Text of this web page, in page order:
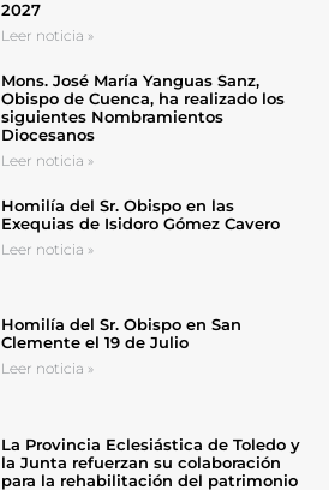
2027
Leer noticia »
Mons. José María Yanguas Sanz,
Obispo de Cuenca, ha realizado los
siguientes Nombramientos
Diocesanos
Leer noticia »
Homilía del Sr. Obispo en las
Exequias de Isidoro Gómez Cavero
Leer noticia »
Homilía del Sr. Obispo en San
Clemente el 19 de Julio
Leer noticia »
La Provincia Eclesiástica de Toledo y
la Junta refuerzan su colaboración
para la rehabilitación del patrimonio